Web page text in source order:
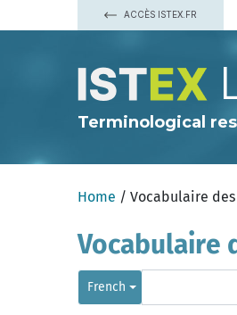
ACCÈS ISTEX.FR
Terminological
Home / Vocabulaire
Vocabulaire
French